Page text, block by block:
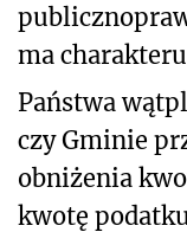
ma
Państwa
czyGminie
obniżenia
kwotę